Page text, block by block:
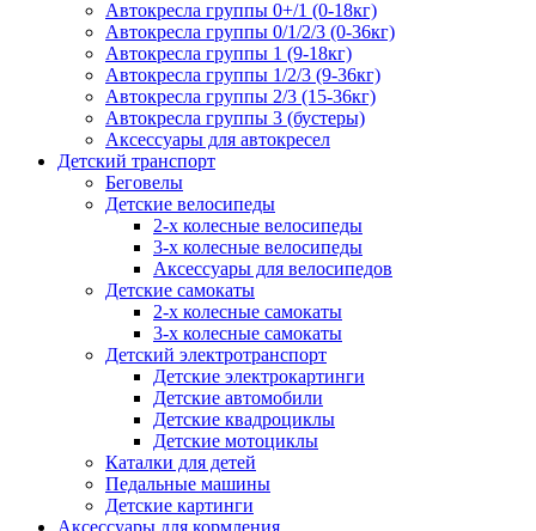
Автокресла группы 0+/1 (0-18кг)
Автокресла группы 0/1/2/3 (0-36кг)
Автокресла группы 1 (9-18кг)
Автокресла группы 1/2/3 (9-36кг)
Автокресла группы 2/3 (15-36кг)
Автокресла группы 3 (бустеры)
Аксессуары для автокресел
Детский транспорт
Беговелы
Детские велосипеды
2-х колесные велосипеды
3-х колесные велосипеды
Аксессуары для велосипедов
Детские самокаты
2-х колесные самокаты
3-х колесные самокаты
Детский электротранспорт
Детские электрокартинги
Детские автомобили
Детские квадроциклы
Детские мотоциклы
Каталки для детей
Педальные машины
Детские картинги
Аксессуары для кормления